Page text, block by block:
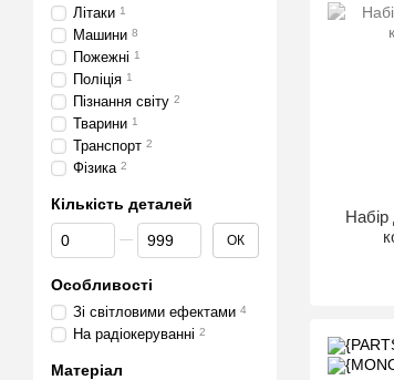
Набір
Літаки 1
Машини 8
Пожежні 1
Поліція 1
Пізнання світу 2
Тварини 1
Транспорт 2
Фізика 2
Кількість деталей
Від Кількість деталей
До Кількість деталей ОК
Особливості
Зі світловими ефектами 4
На радіокеруванні 2
Матеріал